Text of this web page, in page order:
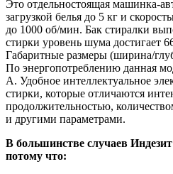
Это отдельностоящая машинка-
загрузкой белья до 5 кг и
до 1000 об/мин. Бак стиралки
стирки уровень шума достигает
Габаритные размеры (ширина/
По энергопотреблению данная
A. Удобное интеллектуальное
стирки, которые отличаются
продолжительностью,
и другими параметрами.
В большинстве случаев
потому что: